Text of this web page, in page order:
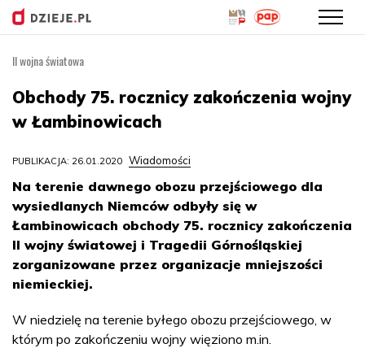
treści
II wojna światowa
Obchody 75. rocznicy zakończenia wojny
w Łambinowicach
PUBLIKACJA: 26.01.2020 Wiadomości
Na terenie dawnego obozu przejściowego dla
wysiedlanych Niemców odbyły się w
Łambinowicach obchody 75. rocznicy zakończenia
II wojny światowej i Tragedii Górnośląskiej
zorganizowane przez organizacje mniejszości
niemieckiej.
W niedzielę na terenie byłego obozu przejściowego, w
którym po zakończeniu wojny więziono m.in.